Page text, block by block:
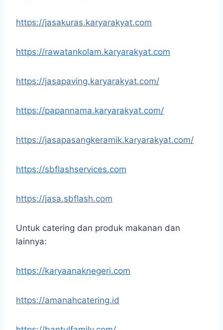
https://jasakuras.karyarakyat.com
https://rawatankolam.karyarakyat.com
https://jasapaving.karyarakyat.com/
https://papannama.karyarakyat.com/
https://jasapasangkeramik.karyarakyat.com/
https://sbflashservices.com
https://jasa.sbflash.com
Untuk catering dan produk makanan dan
lainnya:
https://karyaanaknegeri.com
https://amanahcatering.id